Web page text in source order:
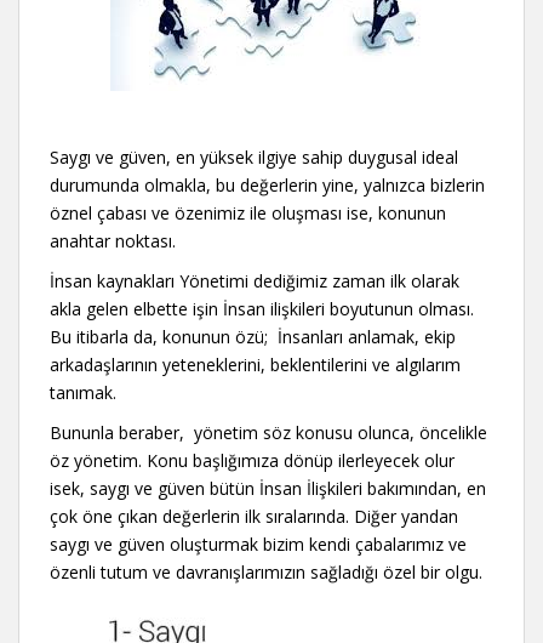
Saygı ve güven, en yüksek ilgiye sahip duygusal ideal
durumunda olmakla, bu değerlerin yine, yalnızca bizlerin
öznel çabası ve özenimiz ile oluşması ise, konunun
anahtar noktası.
İnsan kaynakları Yönetimi dediğimiz zaman ilk olarak
akla gelen elbette işin İnsan ilişkileri boyutunun olması.
Bu itibarla da, konunun özü; İnsanları anlamak, ekip
arkadaşlarının yeteneklerini, beklentilerini ve algılarım
tanımak.
Bununla beraber, yönetim söz konusu olunca, öncelikle
öz yönetim. Konu başlığımıza dönüp ilerleyecek olur
isek, saygı ve güven bütün İnsan İlişkileri bakımından, en
çok öne çıkan değerlerin ilk sıralarında. Diğer yandan
saygı ve güven oluşturmak bizim kendi çabalarımız ve
özenli tutum ve davranışlarımızın sağladığı özel bir olgu.